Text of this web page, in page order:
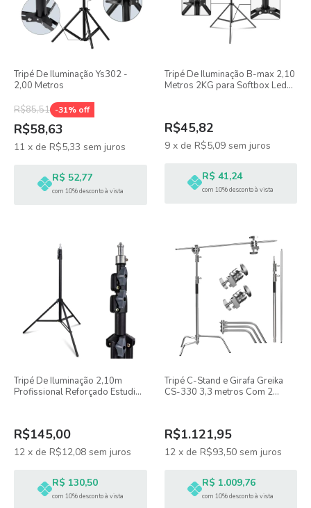
Tripé De Iluminação Ys302 -
2,00 Metros
R$85,51 -31% off
R$58,63
11 x de R$5,33 sem juros
R$ 52,77
com 10% desconto à vista
Tripé De Iluminação B-max 2,10
Metros 2KG para Softbox Led
R$45,82
9 x de R$5,09 sem juros
R$ 41,24
com 10% desconto à vista
Tripé De Iluminação 2,10m
Profissional Reforçado Estudio
R$145,00
12 x de R$12,08 sem juros
R$ 130,50
com 10% desconto à vista
Tripé C-Stand e Girafa Greika
CS-330 3,3 metros Com 2
R$1.121,95
12 x de R$93,50 sem juros
R$ 1.009,76
com 10% desconto à vista